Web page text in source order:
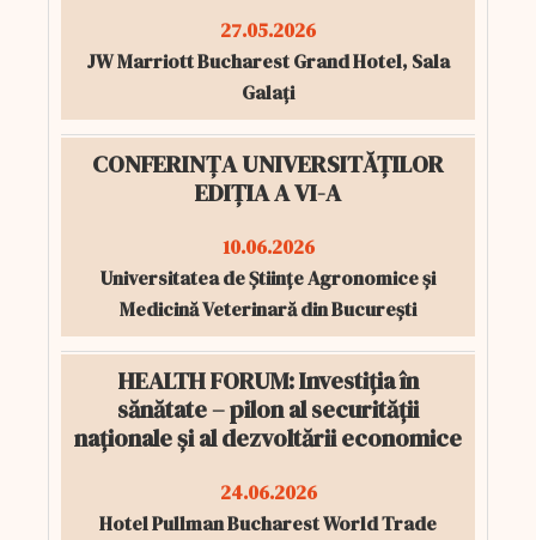
27.05.2026
JW Marriott Bucharest Grand Hotel, Sala
Galați
CONFERINȚA UNIVERSITĂȚILOR
EDIȚIA A VI-A
10.06.2026
Universitatea de Științe Agronomice și
Medicină Veterinară din București
HEALTH FORUM: Investiția în
sănătate – pilon al securității
naționale și al dezvoltării economice
24.06.2026
Hotel Pullman Bucharest World Trade